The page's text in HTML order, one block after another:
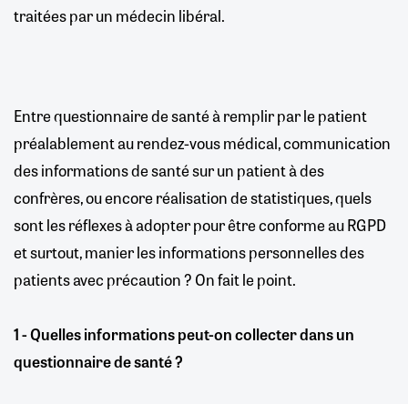
traitées par un médecin libéral.
Entre questionnaire de santé à remplir par le patient
préalablement au rendez-vous médical, communication
des informations de santé sur un patient à des
confrères, ou encore réalisation de statistiques, quels
sont les réflexes à adopter pour être conforme au RGPD
et surtout, manier les informations personnelles des
patients avec précaution ? On fait le point.
1 - Quelles informations peut-on collecter dans un
questionnaire de santé ?